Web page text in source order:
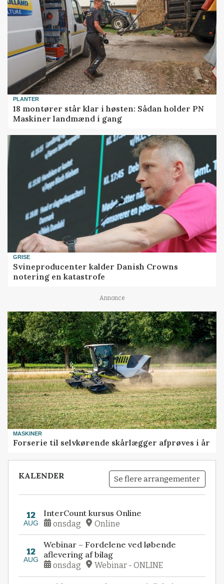
PLANTER
18 montører står klar i høsten: Sådan holder PN
Maskiner landmænd i gang
GRISE
Svineproducenter kalder Danish Crowns
notering en katastrofe
Annonce
MASKINER
Forserie til selvkørende skårlægger afprøves i år
KALENDER Se flere arrangementer
12
AUG
InterCount kursus Online
onsdag Online
12
AUG
Webinar – Fordelene ved løbende
aflevering af bilag
onsdag Webinar - ONLINE